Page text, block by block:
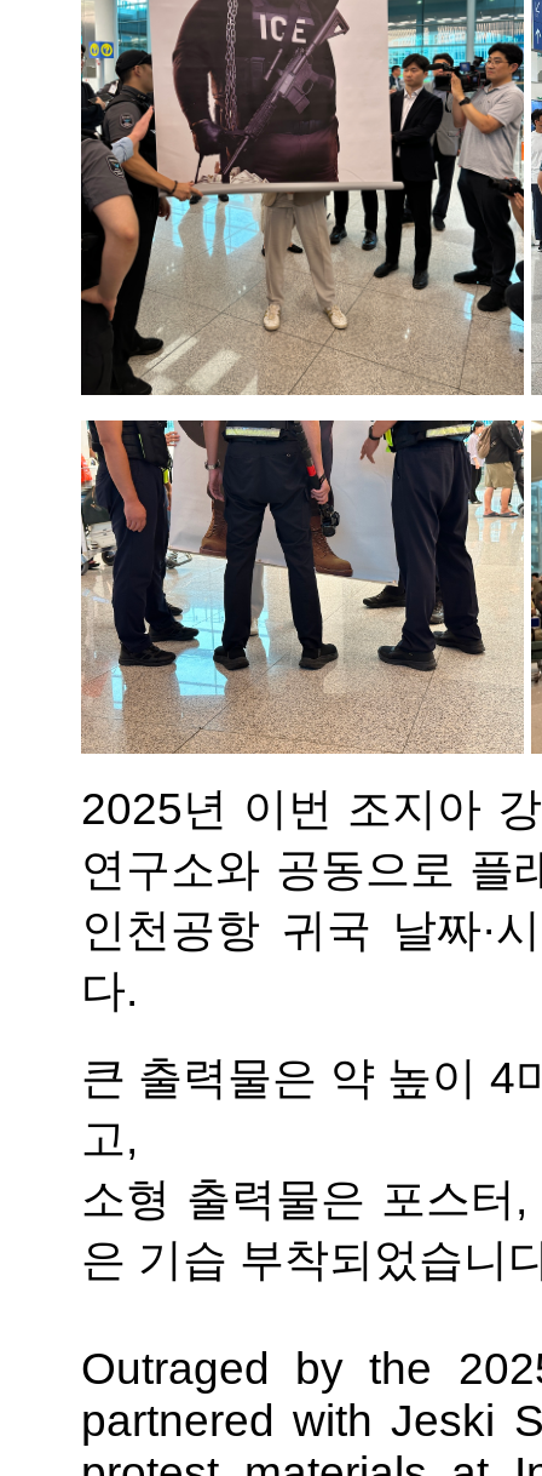
2025년 이번 조지아
연구소와 공동으로 플
인천공항 귀국 날짜·
다.
큰 출력물은 약 높이 4
고,
소형 출력물은 포스터
은 기습 부착되었습니
Outraged by the
partnered with Jeski